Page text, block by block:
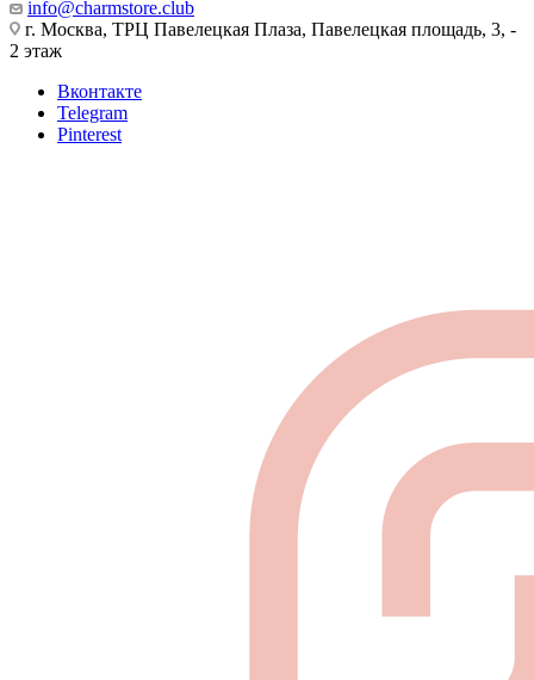
info@charmstore.club
г. Москва, ТРЦ Павелецкая Плаза, Павелецкая площадь, 3, -
2 этаж
Вконтакте
Telegram
Pinterest